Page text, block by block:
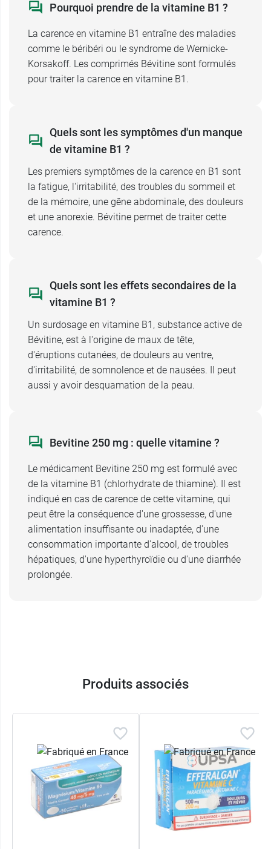
Pourquoi prendre de la vitamine B1 ?
La carence en vitamine B1 entraîne des maladies
comme le béribéri ou le syndrome de Wernicke-
Korsakoff. Les comprimés Bévitine sont formulés
pour traiter la carence en vitamine B1.
Quels sont les symptômes d'un manque
de vitamine B1 ?
Les premiers symptômes de la carence en B1 sont
la fatigue, l'irritabilité, des troubles du sommeil et
de la mémoire, une gêne abdominale, des douleurs
et une anorexie. Bévitine permet de traiter cette
carence.
Quels sont les effets secondaires de la
vitamine B1 ?
Un surdosage en vitamine B1, substance active de
Bévitine, est à l'origine de maux de tête,
d'éruptions cutanées, de douleurs au ventre,
d'irritabilité, de somnolence et de nausées. Il peut
aussi y avoir desquamation de la peau.
Bevitine 250 mg : quelle vitamine ?
Le médicament Bevitine 250 mg est formulé avec
de la vitamine B1 (chlorhydrate de thiamine). Il est
indiqué en cas de carence de cette vitamine, qui
peut être la conséquence d'une grossesse, d'une
alimentation insuffisante ou inadaptée, d'une
consommation importante d'alcool, de troubles
hépatiques, d'une hyperthyroïdie ou d'une diarrhée
prolongée.
Produits associés